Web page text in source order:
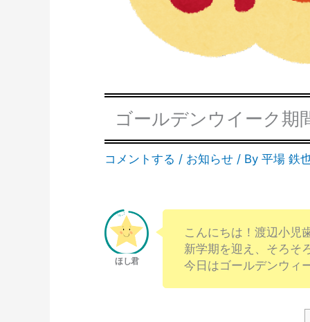
ゴールデンウイーク期
コメントする / お知らせ / By平場 鉄
こんにちは！渡辺小児
新学期を迎え、そろそ
今日はゴールデンウィ